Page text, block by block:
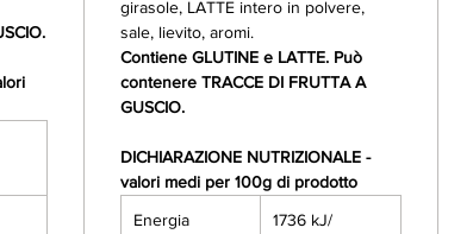
girasole, LATTE intero in polvere,
sale, lievito, aromi.
Contiene GLUTINE e LATTE. Può
contenere TRACCE DI FRUTTA A
GUSCIO.
DICHIARAZIONE NUTRIZIONALE -
valori medi per 100g di prodotto
Energia
1736 kJ/